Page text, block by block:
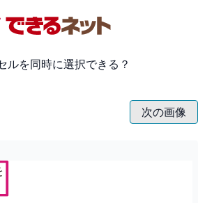
ルを同時に選択できる？
次の画像